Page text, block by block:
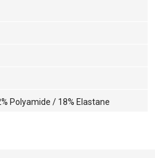
Polyamide / 18% Elastane